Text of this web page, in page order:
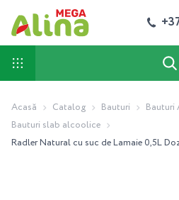
Acasă Catalog Bauturi
Bauturi
Bauturi slab alcoolice
Radler Natural cu suc de Lamaie 0,5L